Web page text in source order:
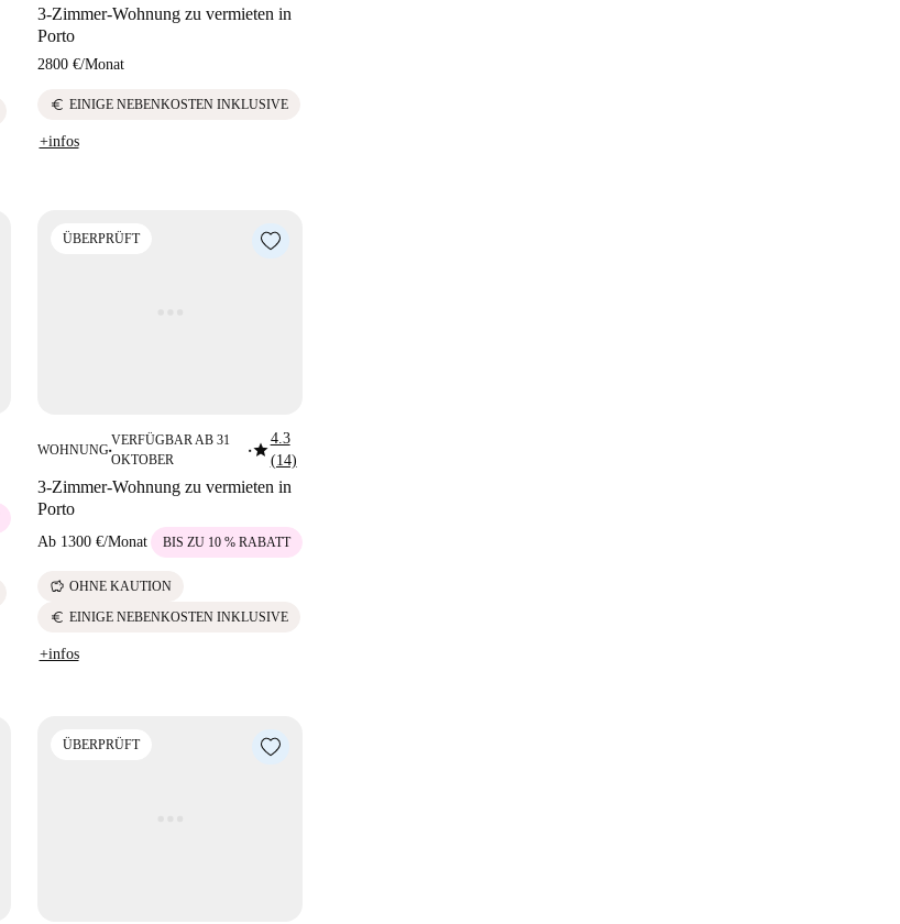
3-Zimmer-Wohnung zu vermieten in
Porto
2800 €/Monat
euro EINIGE NEBENKOSTEN INKLUSIVE
+infos
ÜBERPRÜFT
WOHNUNG■
VERFÜGBAR AB 31
OKTOBER
■star4.3
(14)
3-Zimmer-Wohnung zu vermieten in
Porto
Ab 1300 €/Monat BIS ZU 10 % RABATT
savings OHNE KAUTION
euro EINIGE NEBENKOSTEN INKLUSIVE
+infos
ÜBERPRÜFT